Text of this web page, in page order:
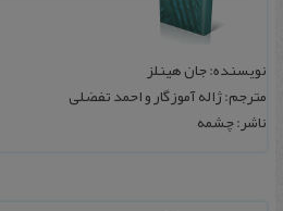
نویسنده: جان هینلز
مترجم: ژاله آموزگار و احمد تفضلی
ناشر: چشمه